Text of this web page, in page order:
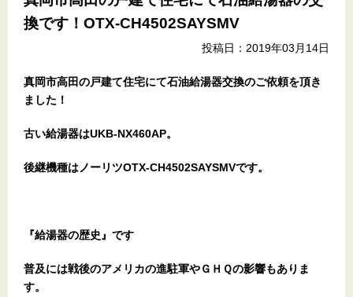
換です！OTX-CH4502SAYSMV
投稿日：2019年03月14日
真岡市高田の戸建て住宅にて石油給湯器交換のご依頼を頂き
ました！
古い給湯器はUKB-NX460AP。
後継機種はノーリツOTX-CH4502SAYSMVです。
『給湯器の歴史』です
普及には戦後のアメリカの進駐軍やＧＨＱの影響もありま
す。